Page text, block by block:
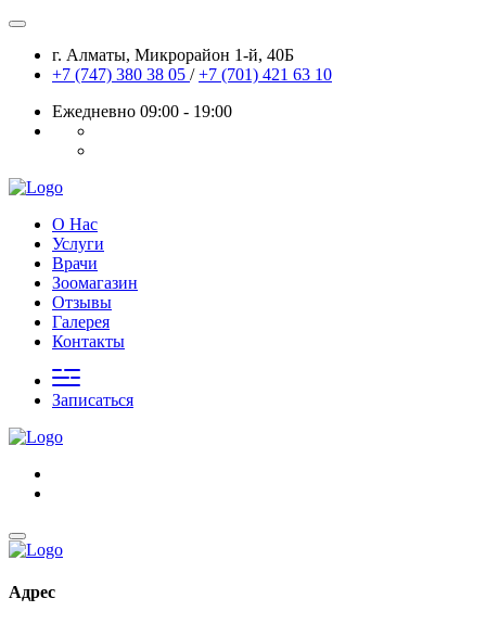
г. Алматы, Микрорайон 1-й, 40Б
+7 (747) 380 38 05 /+7 (701) 421 63 10
Ежедневно 09:00 - 19:00
О Нас
Услуги
Врачи
Зоомагазин
Отзывы
Галерея
Контакты
Записаться
Адрес